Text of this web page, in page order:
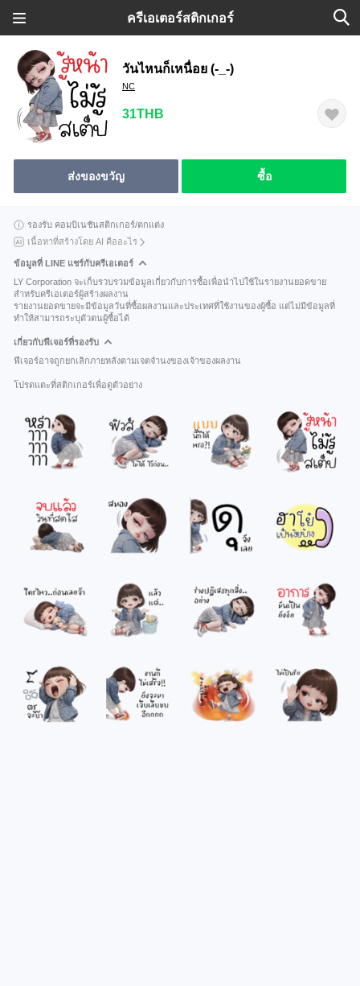
ครีเอเตอร์สติกเกอร์
วันไหนก็เหนื่อย (-_-)
NC
31THB
ส่งของขวัญ ซื้อ
รองรับ คอมบิเนชันสติกเกอร์/ตกแต่ง
เนื้อหาที่สร้างโดย AI คืออะไร
ข้อมูลที่ LINE แชร์กับครีเอเตอร์
LY Corporation จะเก็บรวบรวมข้อมูลเกี่ยวกับการซื้อเพื่อนำไปใช้ในรายงานยอดขาย
สำหรับครีเอเตอร์ผู้สร้างผลงาน
รายงานยอดขายจะมีข้อมูลวันที่ซื้อผลงานและประเทศที่ใช้งานของผู้ซื้อ แต่ไม่มีข้อมูลที่
ทำให้สามารถระบุตัวตนผู้ซื้อได้
เกี่ยวกับฟีเจอร์ที่รองรับ
ฟีเจอร์อาจถูกยกเลิกภายหลังตามเจตจำนงของเจ้าของผลงาน
โปรดแตะที่สติกเกอร์เพื่อดูตัวอย่าง